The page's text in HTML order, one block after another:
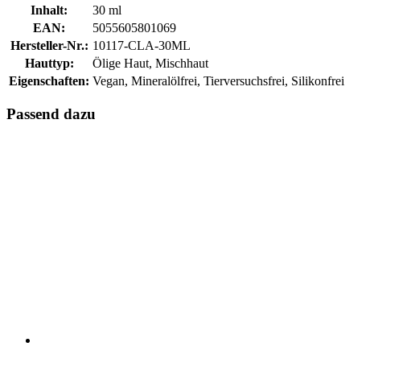
Inhalt:
30 ml
EAN:
5055605801069
Hersteller-Nr.: 10117-CLA-30ML
Hauttyp:
Ölige Haut, Mischhaut
Eigenschaften: Vegan, Mineralölfrei, Tierversuchsfrei, Silikonfrei
Passend dazu